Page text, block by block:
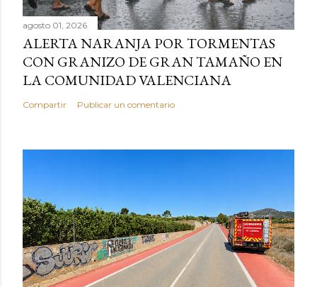
agosto 01, 2026
ALERTA NARANJA POR TORMENTAS
CON GRANIZO DE GRAN TAMAÑO EN
LA COMUNIDAD VALENCIANA
Compartir Publicar un comentario